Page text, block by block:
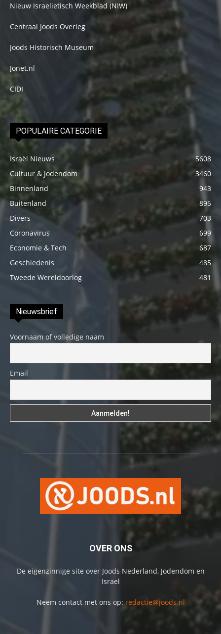
Nieuw Israelietisch Weekblad (NIW)
Centraal Joods Overleg
Joods Historisch Museum
Jonet.nl
CIDI
POPULAIRE CATEGORIE
Israël Nieuws
5608
Cultuur & Jodendom
3460
Binnenland
943
Buitenland
895
Divers
703
Coronavirus
699
Economie & Tech
687
Geschiedenis
485
Tweede Wereldoorlog
481
Nieuwsbrief
Voornaam of volledige naam
Email
OVER ONS
De eigenzinnige site over Joods Nederland, Jodendom en
Israel
Neem contact met ons op: redactie@joods.nl